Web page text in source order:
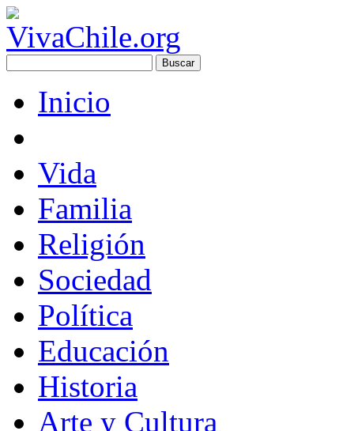
Inicio
Vida
Familia
Religión
Sociedad
Política
Educación
Historia
Arte y Cultura